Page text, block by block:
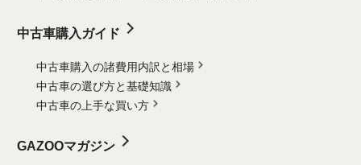
中古車購入ガイド
中古車購入の諸費用内訳と相場
中古車の選び方と基礎知識
中古車の上手な買い方
GAZOOマガジン